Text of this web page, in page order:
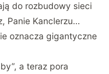
do rozbudowy sieci
Panie Kanclerzu…
oznacza gigantyczne
a teraz pora